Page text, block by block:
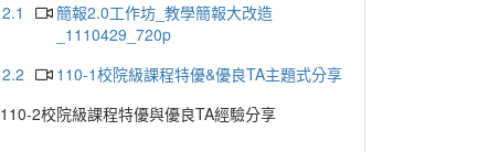
2.1
簡報2.0工作坊_教學簡報大改造
_1110429_720p
2.2
110-1校院級課程特優&優良TA主題式分享
110-2校院級課程特優與優良TA經驗分享